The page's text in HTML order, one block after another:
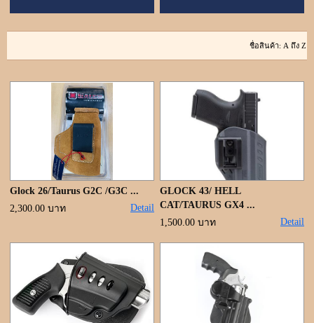
แบรนด์
เข้าสู่ระบบ
ขั้นตอนการสั่งซื้อ
แจ้งชำระเงิน
ค้นหาสินค้า
Glock 26/Taurus G2C /G3C ...
2,300.00 บาท
Detail
GLOCK 43/ HELL
CAT/TAURUS GX4 ...
1,500.00 บาท
Detail